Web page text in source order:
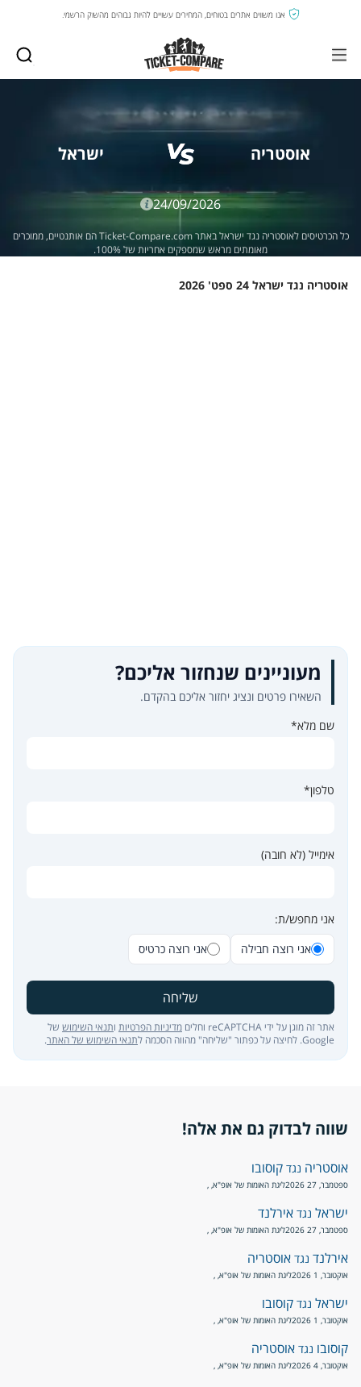
אנו משווים אתרים בטוחים, המחירים עשויים להיות גבוהים מהשוק הרשמי.
אוסטריה ישראל
24/09/2026
כל הכרטיסים לאוסטריה נגד ישראל באתר Ticket-Compare.com הם אותנטיים, ממוכרים
מאומתים מראש שמספקים אחריות של 100%.
אוסטריה נגד ישראל 24 ספט' 2026
מעוניינים שנחזור אליכם?
השאירו פרטים ונציג יחזור אליכם בהקדם.
שם מלא*
טלפון*
אימייל (לא חובה)
אני מחפש/ת:
אני רוצה חבילה
אני רוצה כרטיס
שליחה
אתר זה מוגן על ידי reCAPTCHA וחלים מדיניות הפרטיות ותנאי השימוש של
Google. לחיצה על כפתור "שליחה" מהווה הסכמה ל
תנאי השימוש של האתר.
שווה לבדוק גם את אלה!
אוסטריה נגד קוסובו
ספטמבר, 27 2026 ליגת האומות של אופ"א, ,
ישראל נגד אירלנד
ספטמבר, 27 2026 ליגת האומות של אופ"א, ,
אירלנד נגד אוסטריה
אוקטובר, 1 2026 ליגת האומות של אופ"א, ,
ישראל נגד קוסובו
אוקטובר, 1 2026 ליגת האומות של אופ"א, ,
קוסובו נגד אוסטריה
אוקטובר, 4 2026 ליגת האומות של אופ"א, ,